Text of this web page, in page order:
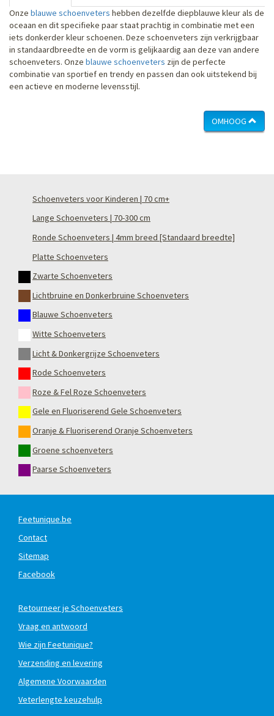
Onze blauwe schoenveters hebben dezelfde diepblauwe kleur als de
oceaan en dit specifieke paar staat prachtig in combinatie met een
iets donkerder kleur schoenen. Deze schoenveters zijn verkrijgbaar
in standaardbreedte en de vorm is gelijkaardig aan deze van andere
schoenveters. Onze blauwe schoenveters zijn de perfecte
combinatie van sportief en trendy en passen dan ook uitstekend bij
een actieve en moderne levensstijl.
OMHOOG
Schoenveters voor Kinderen | 70 cm+
Lange Schoenveters | 70-300 cm
Ronde Schoenveters | 4mm breed [Standaard breedte]
Platte Schoenveters
Zwarte Schoenveters
Lichtbruine en Donkerbruine Schoenveters
Blauwe Schoenveters
Witte Schoenveters
Licht & Donkergrijze Schoenveters
Rode Schoenveters
Roze & Fel Roze Schoenveters
Gele en Fluoriserend Gele Schoenveters
Oranje & Fluoriserend Oranje Schoenveters
Groene schoenveters
Paarse Schoenveters
Feetunique.be
Contact
Sitemap
Facebook
Retourneer je Schoenveters
Vraag en antwoord
Wie zijn Feetunique?
Verzending en levering
Algemene Voorwaarden
Veterlengte keuzehulp